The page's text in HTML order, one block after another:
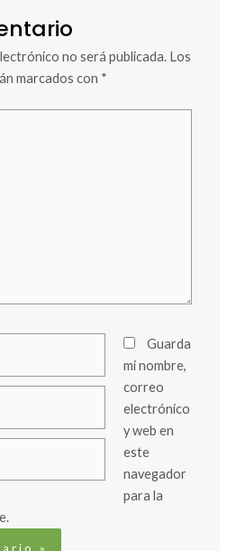
no será publicada. Los
marcados con *
Guarda
mi nombre,
correo
electrónico
y web en
este
navegador
para la